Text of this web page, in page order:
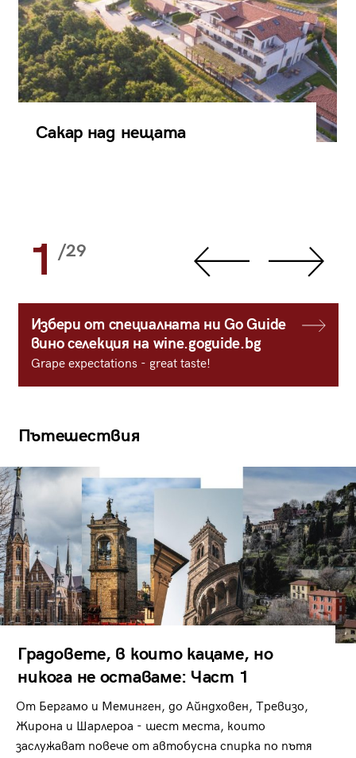
Сакар над нещата
1 /29
Избери от специалната ни Go Guide
вино селекция на wine.goguide.bg
Grape expectations - great taste!
Пътешествия
Градовете, в които кацаме, но
никога не оставаме: Част 1
От Бергамо и Меминген, до Айндховен, Тревизо,
Жирона и Шарлероа - шест места, които
заслужават повече от автобусна спирка по пътя